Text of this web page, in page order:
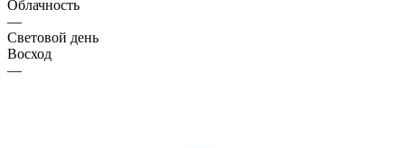
Облачность
—
Световой день
Восход
—